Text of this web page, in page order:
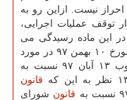
نیست. ازاین رو به
توقف عملیات اجرایی،
این ماده رسیدگی می
كند. نظریه مشورتی شماره ۲۶۳۳/۹۷/۷ مورخ ۱۰ بهمن ۹۷ در مورد
به
قانون
قانون شورای